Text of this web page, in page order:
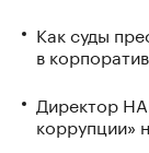
Как суды
в
Директор
коррупции»